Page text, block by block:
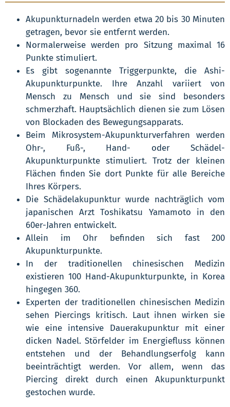
Akupunkturnadeln werden etwa 20 bis 30 Minuten
getragen, bevor sie entfernt werden.
Normalerweise werden pro Sitzung maximal 16
Punkte stimuliert.
Es gibt sogenannte Triggerpunkte, die Ashi-
Akupunkturpunkte. Ihre Anzahl variiert von
Mensch zu Mensch und sie sind besonders
schmerzhaft. Hauptsächlich dienen sie zum Lösen
von Blockaden des Bewegungsapparats.
Beim Mikrosystem-Akupunkturverfahren werden
Ohr-, Fuß-, Hand- oder Schädel-
Akupunkturpunkte stimuliert. Trotz der kleinen
Flächen finden Sie dort Punkte für alle Bereiche
Ihres Körpers.
Die Schädelakupunktur wurde nachträglich vom
japanischen Arzt Toshikatsu Yamamoto in den
60er-Jahren entwickelt.
Allein im Ohr befinden sich fast 200
Akupunkturpunkte.
In der traditionellen chinesischen Medizin
existieren 100 Hand-Akupunkturpunkte, in Korea
hingegen 360.
Experten der traditionellen chinesischen Medizin
sehen Piercings kritisch. Laut ihnen wirken sie
wie eine intensive Dauerakupunktur mit einer
dicken Nadel. Störfelder im Energiefluss können
entstehen und der Behandlungserfolg kann
beeinträchtigt werden. Vor allem, wenn das
Piercing direkt durch einen Akupunkturpunkt
gestochen wurde.